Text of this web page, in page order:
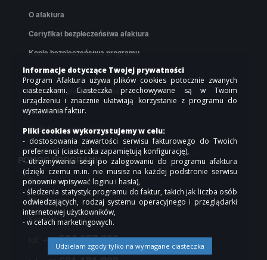
O afaktura
Certyfikat bezpieczeństwa afaktura
Kopie bezpieczeństwa programu
API afaktura
Cennik programu do faktur
Regulamin
Polityka prywatności
POMOC PROGRAMU
Pomoc online
Współpraca
Kontakt
tel: +48504 667 000
Informacje dotyczące Twojej prywatności
Program Afaktura używa plików cookies potocznie zwanych
ciasteczkami. Ciasteczka przechowywane są w Twoim
urządzeniu i znacznie ułatwiają korzystanie z programu do
wystawiania faktur.
Pliki cookies wykorzystujemy w celu:
- dostosowania zawartości serwisu fakturowego do Twoich
preferencji (ciasteczka zapamiętują konfigurację),
- utrzymywania sesji po zalogowaniu do programu afaktura
(dzięki czemu m.in. nie musisz na każdej podstronie serwisu
ponownie wpisywać loginu i hasła),
- śledzenia statystyk programu do faktur, takich jak liczba osób
odwiedzających, rodzaj systemu operacyjnego i przeglądarki
internetowej użytkowników,
- w celach marketingowych.
Udzielam zgody tylko na wymagane ciasteczka